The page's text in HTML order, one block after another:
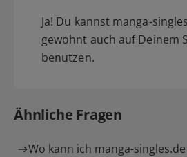
Ja! Du kannst manga-
gewohnt auch auf Deinem
benutzen.
Ähnliche Fragen
Wo kann ich manga-